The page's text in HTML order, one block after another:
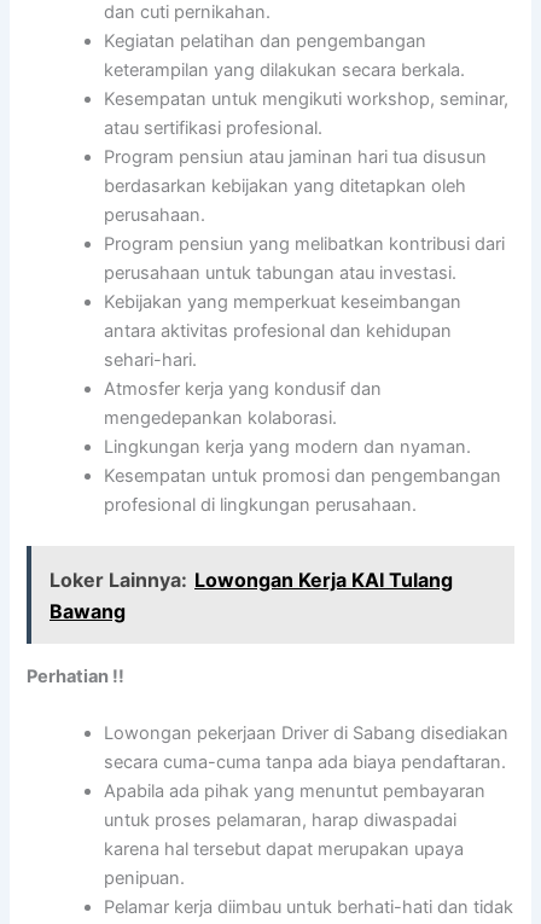
dan cuti pernikahan.
Kegiatan pelatihan dan pengembangan
keterampilan yang dilakukan secara berkala.
Kesempatan untuk mengikuti workshop, seminar,
atau sertifikasi profesional.
Program pensiun atau jaminan hari tua disusun
berdasarkan kebijakan yang ditetapkan oleh
perusahaan.
Program pensiun yang melibatkan kontribusi dari
perusahaan untuk tabungan atau investasi.
Kebijakan yang memperkuat keseimbangan
antara aktivitas profesional dan kehidupan
sehari-hari.
Atmosfer kerja yang kondusif dan
mengedepankan kolaborasi.
Lingkungan kerja yang modern dan nyaman.
Kesempatan untuk promosi dan pengembangan
profesional di lingkungan perusahaan.
Loker Lainnya: Lowongan Kerja KAI Tulang
Bawang
Perhatian !!
Lowongan pekerjaan Driver di Sabang disediakan
secara cuma-cuma tanpa ada biaya pendaftaran.
Apabila ada pihak yang menuntut pembayaran
untuk proses pelamaran, harap diwaspadai
karena hal tersebut dapat merupakan upaya
penipuan.
Pelamar kerja diimbau untuk berhati-hati dan tidak